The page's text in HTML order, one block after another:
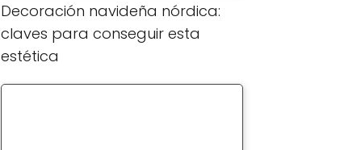
Decoración navideña nórdica:
claves para conseguir esta
estética